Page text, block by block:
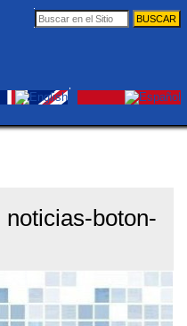
Buscar
Herramientas
noticias-boton-